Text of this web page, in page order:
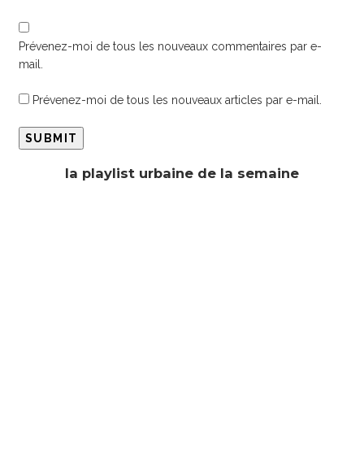
Prévenez-moi de tous les nouveaux commentaires par e-
mail.
Prévenez-moi de tous les nouveaux articles par e-mail.
la playlist urbaine de la semaine